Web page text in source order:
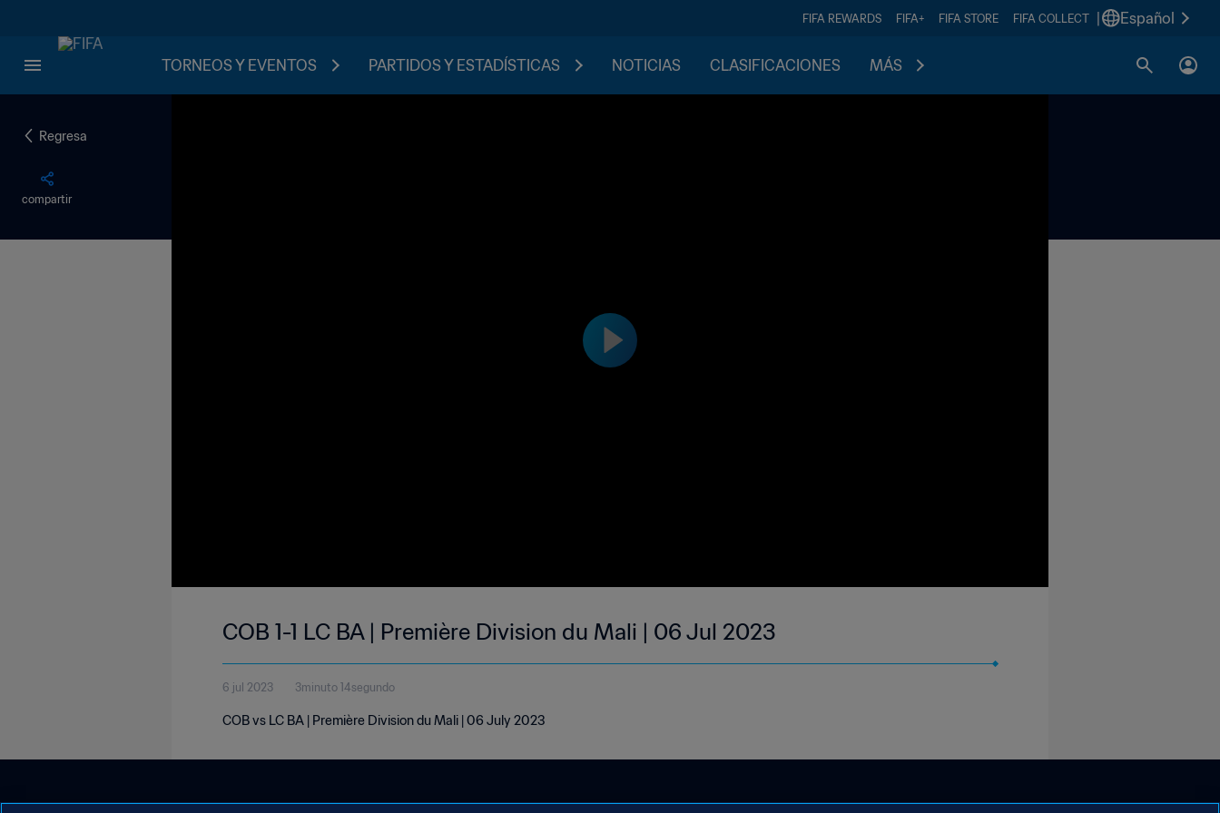
FIFA REWARDS FIFA+ FIFA STORE FIFA COLLECT Español
TORNEOS Y EVENTOS PARTIDOS Y ESTADÍSTICAS NOTICIAS CLASIFICACIONES MÁS
Regresa
compartir
COB 1-1 LC BA | Première Division du Mali | 06 Jul 2023
6 jul 2023 3minuto 14segundo
COB vs LC BA | Première Division du Mali | 06 July 2023